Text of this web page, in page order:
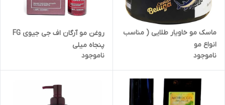
ماسک مو خاویار طلایی ( مناسب
انواع مو
ناموجود
روغن مو آرگان اف جی جیوی FG
پنجاه میلی
ناموجود